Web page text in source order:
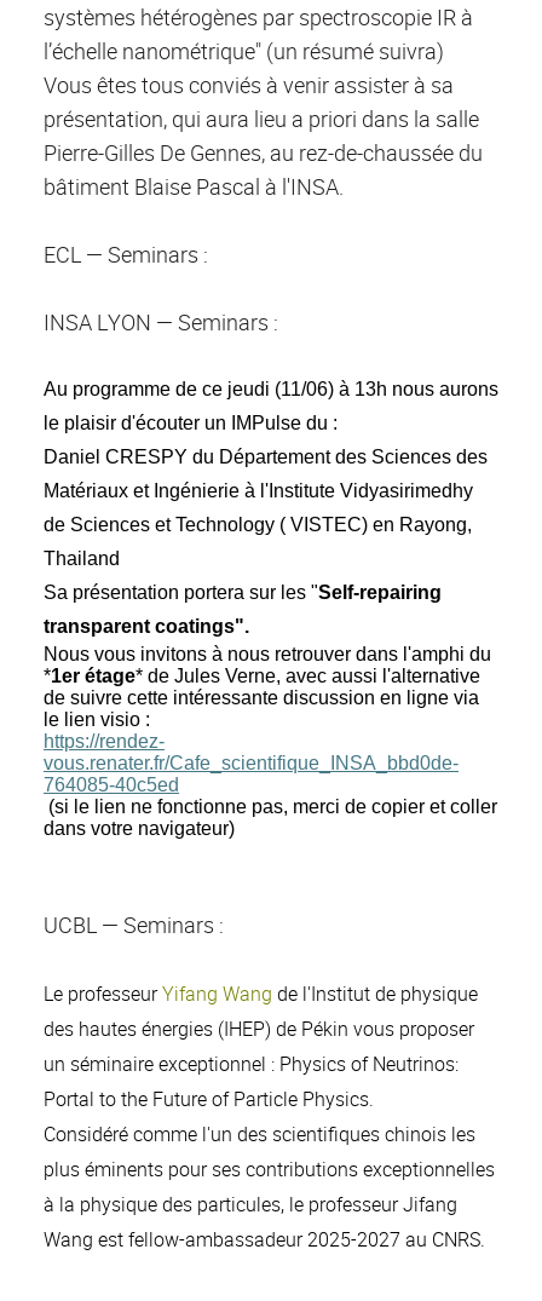
systèmes hétérogènes par spectroscopie IR à
l’échelle nanométrique" (un résumé suivra)
Vous êtes tous conviés à venir assister à sa
présentation, qui aura lieu a priori dans la salle
Pierre-Gilles De Gennes, au rez-de-chaussée du
bâtiment Blaise Pascal à l'INSA.
ECL — Seminars :
INSA LYON — Seminars :
Au programme de ce jeudi (11/06) à 13h nous aurons
le plaisir d'écouter un IMPulse du :
Daniel CRESPY du Département des Sciences des
Matériaux et Ingénierie à l'Institute Vidyasirimedhy
de Sciences et Technology ( VISTEC) en Rayong,
Thailand
Sa présentation portera sur les "Self-repairing
transparent coatings".
Nous vous invitons à nous retrouver dans l'amphi du
*1er étage* de Jules Verne, avec aussi l'alternative
de suivre cette intéressante discussion en ligne via
le lien visio :
https://rendez-
vous.renater.fr/Cafe_scientifique_INSA_bbd0de-
764085-40c5ed
(si le lien ne fonctionne pas, merci de copier et coller
dans votre navigateur)
UCBL — Seminars :
Le professeurYifang Wang de l'Institut de physique
des hautes énergies (IHEP) de Pékin vous proposer
un séminaire exceptionnel : Physics of Neutrinos:
Portal to the Future of Particle Physics.
Considéré comme l'un des scientifiques chinois les
plus éminents pour ses contributions exceptionnelles
à la physique des particules, le professeur Jifang
Wang est fellow-ambassadeur 2025-2027 au CNRS.